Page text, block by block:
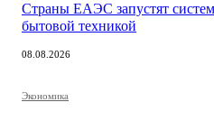
Страны ЕАЭС запустят
бытовой техникой
08.08.2026
Экономика